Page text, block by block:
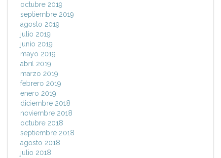
octubre 2019
septiembre 2019
agosto 2019
julio 2019
junio 2019
mayo 2019
abril 2019
marzo 2019
febrero 2019
enero 2019
diciembre 2018
noviembre 2018
octubre 2018
septiembre 2018
agosto 2018
julio 2018